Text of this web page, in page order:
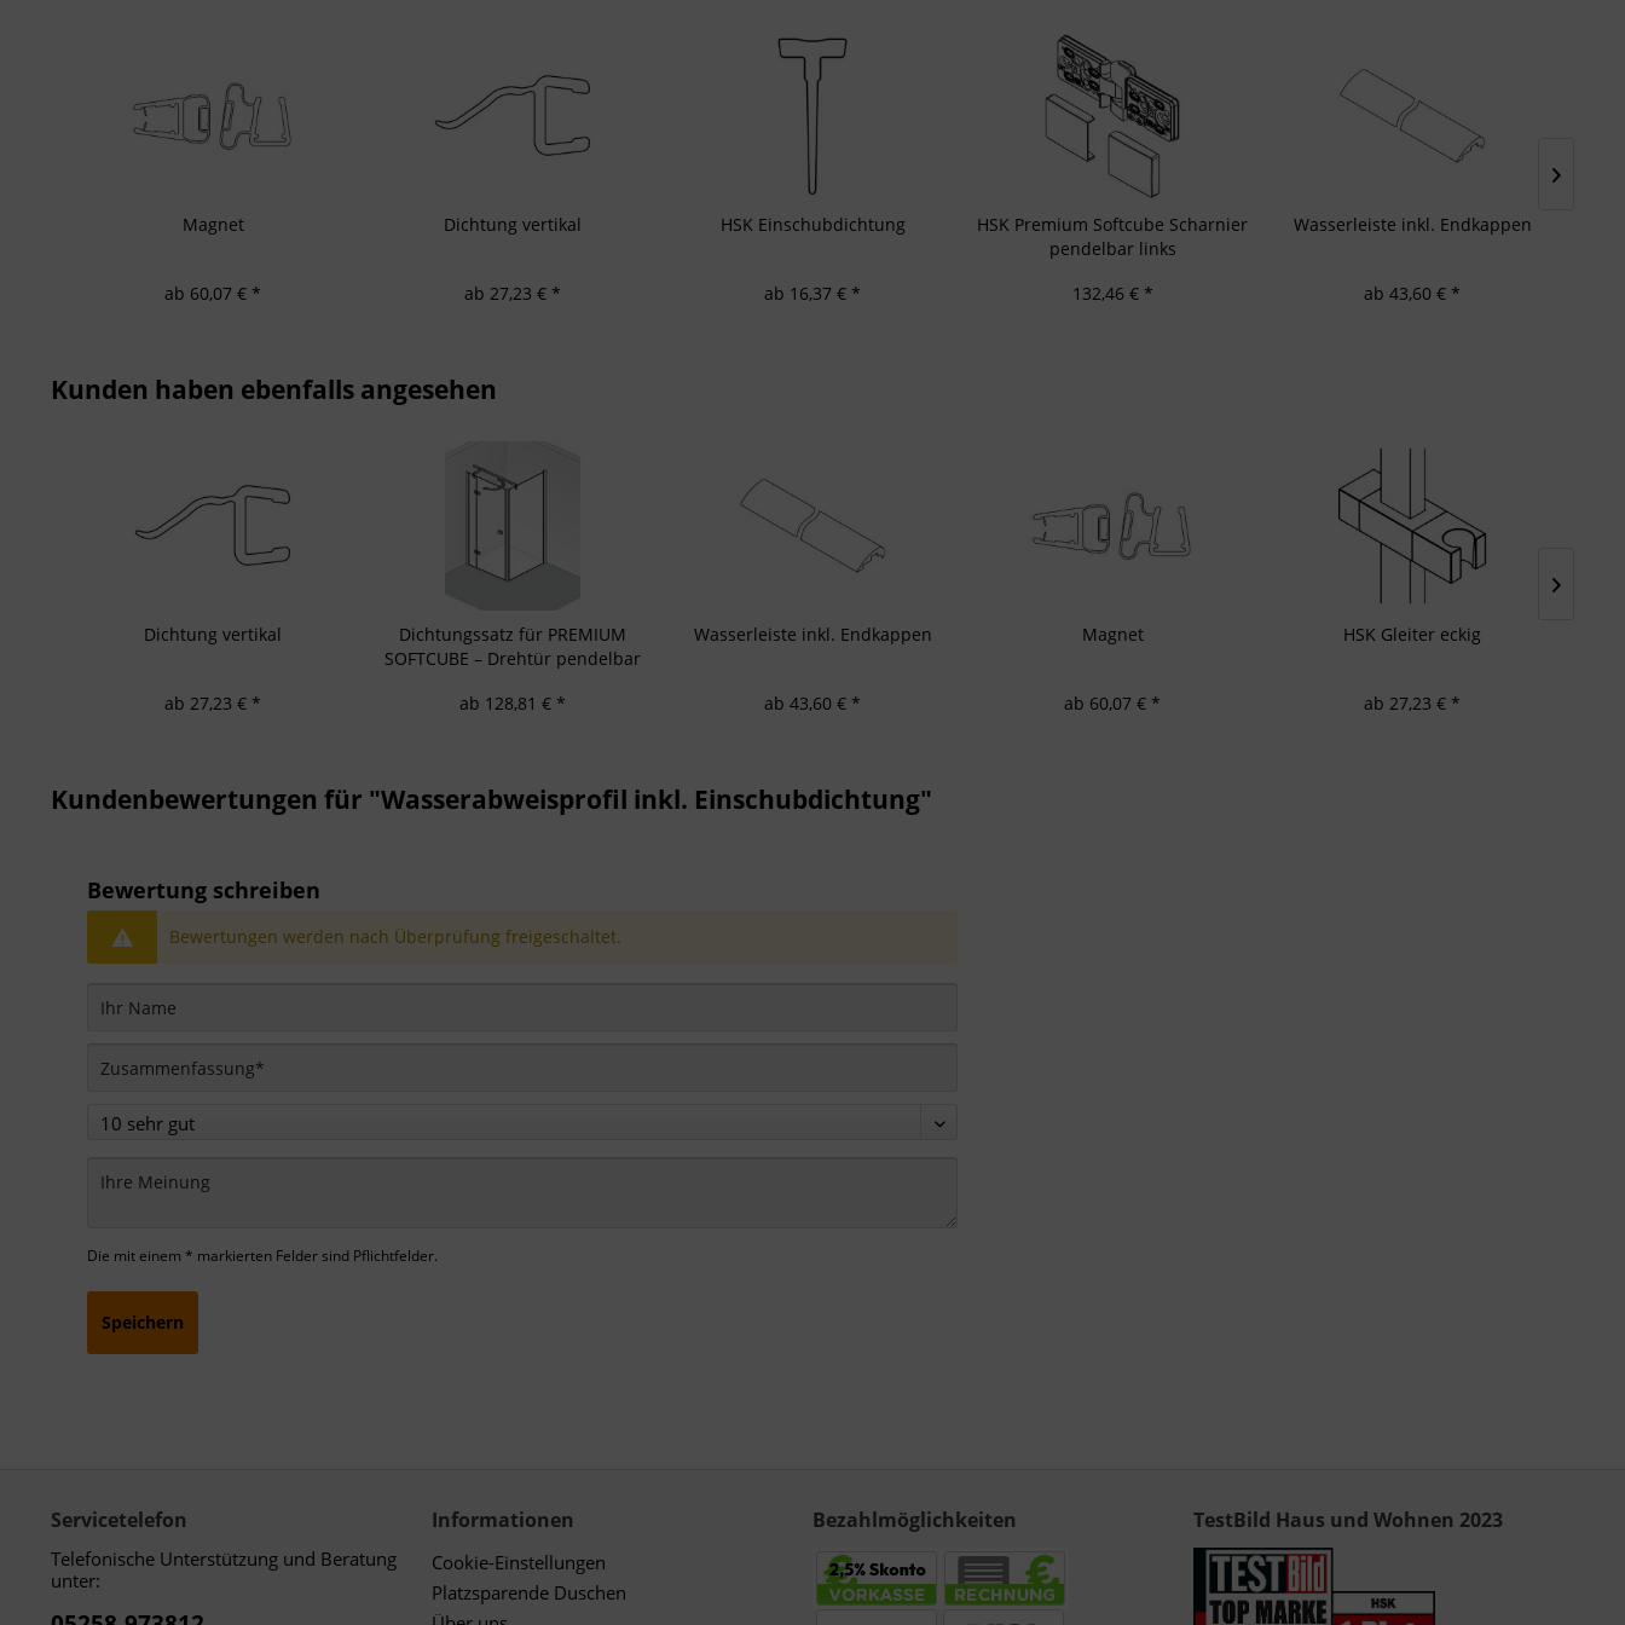
Magnet
ab 60,07 € *
Dichtung vertikal
ab 27,23 € *
HSK Einschubdichtung
ab 16,37 € *
HSK Premium Softcube Scharnier
pendelbar links
132,46 € *
Wasserleiste inkl. Endkappen
ab 43,60 € *
Kunden haben ebenfalls angesehen
Dichtung vertikal
ab 27,23 € *
Dichtungssatz für PREMIUM
SOFTCUBE – Drehtür pendelbar
ab 128,81 € *
Wasserleiste inkl. Endkappen
ab 43,60 € *
Magnet
ab 60,07 € *
HSK Gleiter eckig
ab 27,23 € *
Kundenbewertungen für "Wasserabweisprofil inkl. Einschubdichtung"
Bewertung schreiben
Bewertungen werden nach Überprüfung freigeschaltet.
Die mit einem * markierten Felder sind Pflichtfelder.
Speichern
Servicetelefon
Telefonische Unterstützung und Beratung
unter:
Informationen
Cookie-Einstellungen
Platzsparende Duschen
Bezahlmöglichkeiten TestBild Haus und Wohnen 2023
Analyse von Zielgruppen durch Statistiken oder Kombinationen von Daten aus verschiedenen Quellen
Verwendung reduzierter Daten zur Auswahl von Inhalten
Besondere Features:
Verwendung genauer Standortdaten
Endgeräteeigenschaften zur Identifikation aktiv abfragen